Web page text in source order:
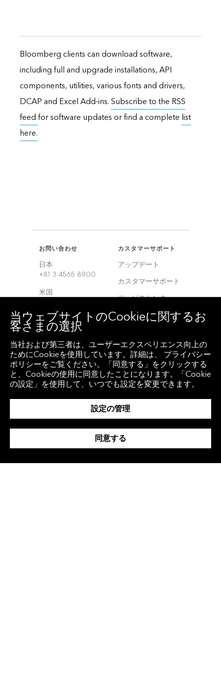
Bloomberg clients can download software,
including full and upgrade installations, API
components, utilities, various fonts and drivers,
DCAP and Excel Add-ins. Subscribe to the RSS
feed for software updates or find a complete list
here.
お問い合わせ
日本
+81 3 4565 8900
米国
ヨーロッパ
+44 20 7330 7500
アジア
+65 6212 1000
カスタマーサポート
アップデート
カスタマーサポート
サービスセンター
クライアント アクセ
Anywhere
地域
グローバル
韓国
中国
当ウェブサイトのCookieに関するお
客さまの選択
当社および第三者は、ユーザーエクスペリエンス向上の
ためにCookieを使用しています。詳細は、 プライバシー
ポリシーをご覧ください。「同意する」をクリックする
と、Cookieの使用に同意したことになります。「Cookie
の設定」を使用して、いつでも設定を変更できます。
設定の管理
同意する